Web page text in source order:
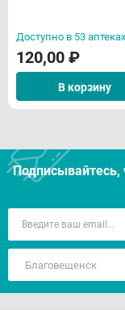
Доступно в 53 аптеках
120,00 ₽
В корзину
Подписывайтесь,